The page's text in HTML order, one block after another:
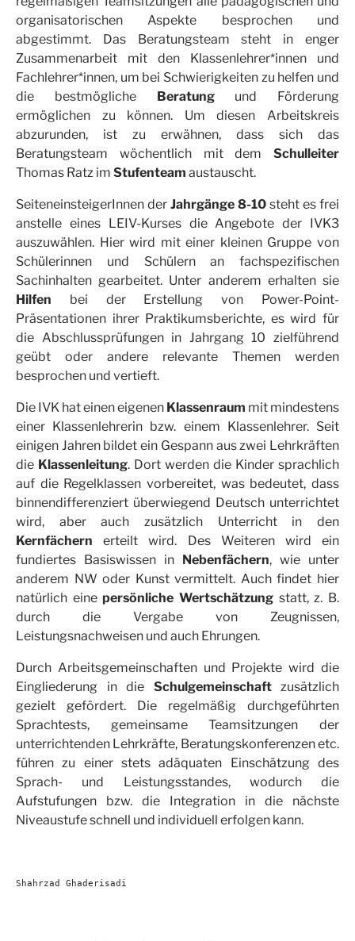
organisatorischen Aspekte besprochen und
abgestimmt. Das Beratungsteam steht in enger
Zusammenarbeit mit den Klassenlehrer*innen und
Fachlehrer*innen, um bei Schwierigkeiten zu helfen und
die bestmögliche Beratungund Förderung
ermöglichen zu können. Um diesen Arbeitskreis
abzurunden, ist zu erwähnen, dass sich das
Beratungsteam wöchentlich mit dem Schulleiter
Thomas Ratz im Stufenteam austauscht.
SeiteneinsteigerInnen der Jahrgänge 8-10 steht es frei
anstelle eines LEIV-Kurses die Angebote der IVK3
auszuwählen. Hier wird mit einer kleinen Gruppe von
Schülerinnen und Schülern an fachspezifischen
Sachinhalten gearbeitet. Unter anderem erhalten sie
Hilfen bei der Erstellung von Power-Point-
Präsentationen ihrer Praktikumsberichte, es wird für
die Abschlussprüfungen in Jahrgang 10 zielführend
geübt oder andere relevante Themen werden
besprochen und vertieft.
Die IVK hat einen eigenen Klassenraum mit mindestens
einer Klassenlehrerin bzw. einem Klassenlehrer. Seit
einigen Jahren bildet ein Gespann aus zwei Lehrkräften
die Klassenleitung. Dort werden die Kinder sprachlich
auf die Regelklassen vorbereitet, was bedeutet, dass
binnendifferenziert überwiegend Deutsch unterrichtet
wird, aber auch zusätzlich Unterricht in den
Kernfächern erteilt wird. Des Weiteren wird ein
fundiertes Basiswissen in Nebenfächern, wie unter
anderem NW oder Kunst vermittelt. Auch findet hier
natürlich einepersönliche Wertschätzung statt, z. B.
durch die Vergabe von Zeugnissen,
Leistungsnachweisen und auch Ehrungen.
Durch Arbeitsgemeinschaften und Projekte wird die
Eingliederung in die Schulgemeinschaftzusätzlich
gezielt gefördert. Die regelmäßig durchgeführten
Sprachtests, gemeinsame Teamsitzungen der
unterrichtenden Lehrkräfte, Beratungskonferenzen etc.
führen zu einer stets adäquaten Einschätzung des
Sprach- und Leistungsstandes, wodurch die
Aufstufungen bzw. die Integration in die nächste
Niveaustufe schnell und individuell erfolgen kann.
Shahrzad Ghaderisadi